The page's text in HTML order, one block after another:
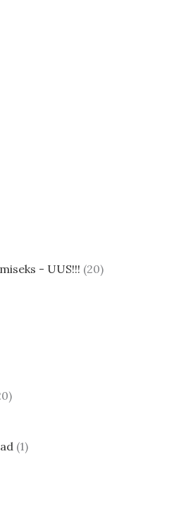
- UUS!!! 20
1